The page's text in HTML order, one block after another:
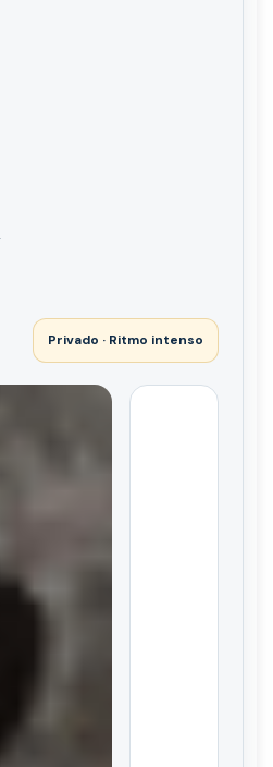
Privado · Ritmo intenso